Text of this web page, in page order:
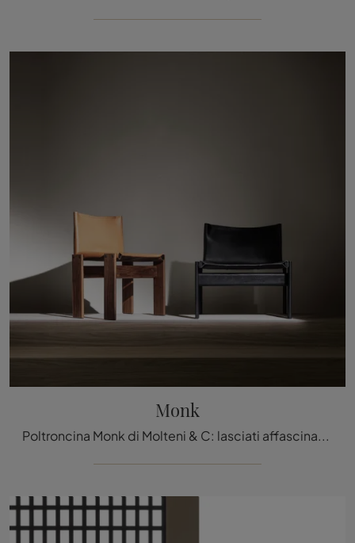
Monk
Poltroncina Monk di Molteni & C: lasciati affascinare dalle nostre proposte design.